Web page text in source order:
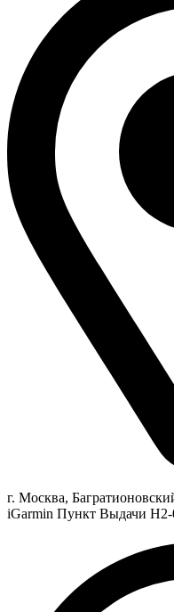
г. Москва,
iGarmin Пункт Выдачи